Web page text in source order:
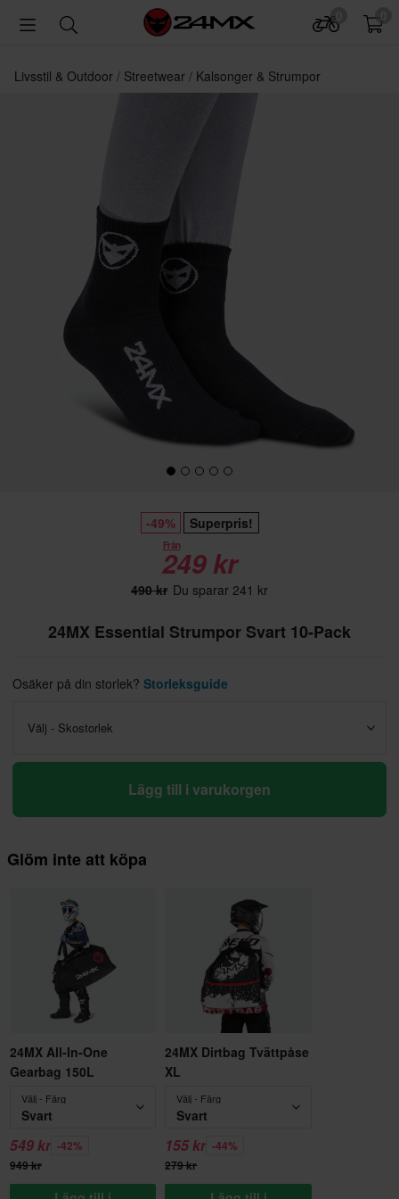
Livsstil & Outdoor Streetwear Kalsonger & Strumpor
-49% Superpris!
Från
249 kr
490 kr Du sparar 241 kr
24MX Essential Strumpor Svart 10-Pack
Osäker på din storlek? Storleksguide
Välj - Skostorlek
Lägg till i varukorgen
Glöm inte att köpa
24MX All-In-One
Gearbag 150L
Välj - Färg
Svart
549 kr -42%
949 kr
24MX Dirtbag Tvättpåse
XL
Välj - Färg
Svart
155 kr -44%
279 kr